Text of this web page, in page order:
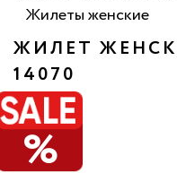
Жилеты женские
ЖИЛЕТ
14070
%